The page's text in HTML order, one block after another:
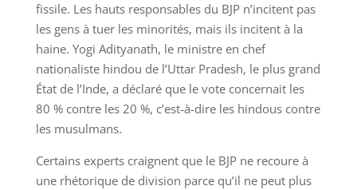
fissile. Les hauts responsables du BJP n’incitent pas
les gens à tuer les minorités, mais ils incitent à la
haine. Yogi Adityanath, le ministre en chef
nationaliste hindou de l’Uttar Pradesh, le plus grand
État de l’Inde, a déclaré que le vote concernait les
80 % contre les 20 %, c’est-à-dire les hindous contre
les musulmans.
Certains experts craignent que le BJP ne recoure à
une rhétorique de division parce qu’il ne peut plus